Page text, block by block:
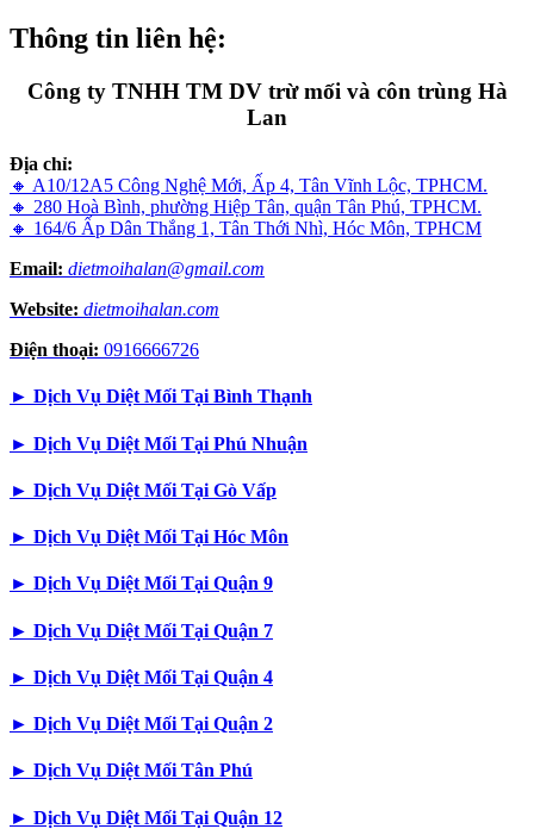
Thông tin liên hệ:
Công ty TNHH TM DV trừ mối và côn trùng Hà
Lan
Địa chỉ:
🔸 A10/12A5 Công Nghệ Mới, Ấp 4, Tân Vĩnh Lộc, TPHCM.
🔸 280 Hoà Bình, phường Hiệp Tân, quận Tân Phú, TPHCM.
🔸 164/6 Ấp Dân Thắng 1, Tân Thới Nhì, Hóc Môn, TPHCM
Email: dietmoihalan@gmail.com
Website: dietmoihalan.com
Điện thoại: 0916666726
► Dịch Vụ Diệt Mối Tại Bình Thạnh
► Dịch Vụ Diệt Mối Tại Phú Nhuận
► Dịch Vụ Diệt Mối Tại Gò Vấp
► Dịch Vụ Diệt Mối Tại Hóc Môn
► Dịch Vụ Diệt Mối Tại Quận 9
► Dịch Vụ Diệt Mối Tại Quận 7
► Dịch Vụ Diệt Mối Tại Quận 4
► Dịch Vụ Diệt Mối Tại Quận 2
► Dịch Vụ Diệt Mối Tân Phú
► Dịch Vụ Diệt Mối Tại Quận 12